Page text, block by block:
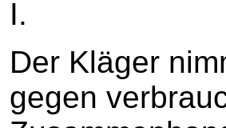
I.
Der Kläger
gegen